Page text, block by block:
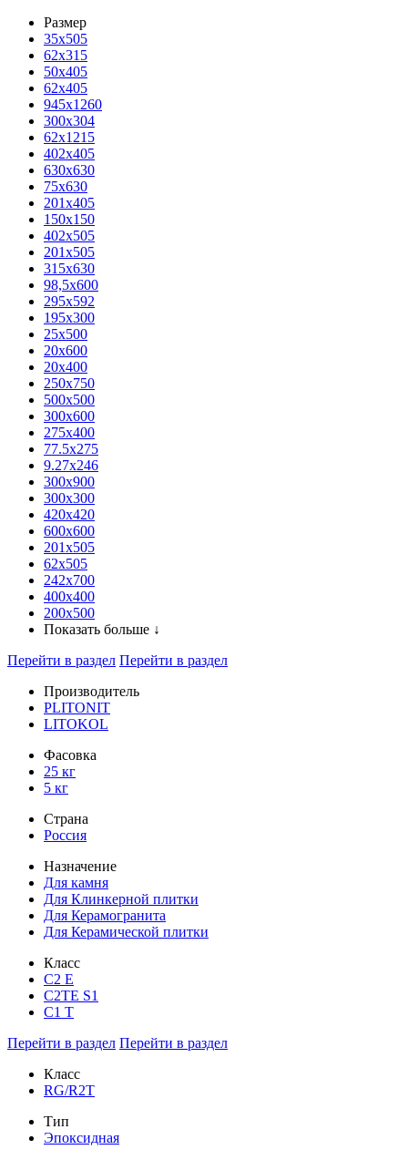
Размер
35х505
62x315
50x405
62х405
945x1260
300x304
62x1215
402x405
630x630
75x630
201x405
150x150
402x505
201x505
315x630
98,5х600
295x592
195х300
25x500
20х600
20х400
250x750
500x500
300x600
275x400
77.5х275
9.27x246
300x900
300x300
420х420
600х600
201х505
62х505
242х700
400х400
200х500
Показать больше ↓
Перейти в раздел Перейти в раздел
Производитель
PLITONIT
LITOKOL
Фасовка
25 кг
5 кг
Страна
Россия
Назначение
Для камня
Для Клинкерной плитки
Для Керамогранита
Для Керамической плитки
Класс
С2 Е
C2TE S1
C1 T
Перейти в раздел Перейти в раздел
Класс
RG/R2T
Тип
Эпоксидная